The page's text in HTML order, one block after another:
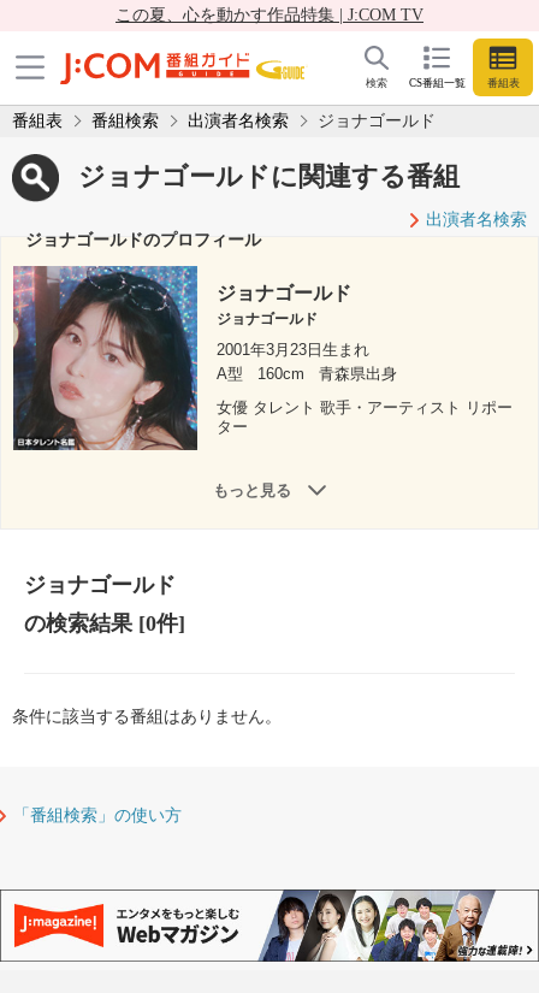
この夏、心を動かす作品特集 | J:COM TV
CS番組一覧 番組表
検索
番組表 番組検索 出演者名検索 ジョナゴールド
ジョナゴールドに関連する番組
出演者名検索
ジョナゴールドのプロフィール
ジョナゴールド
ジョナゴールド
2001年3月23日生まれ
A型
160cm
青森県出身
女優 タレント 歌手・アーティスト リポー
ター
もっと見る
ジョナゴールド
の検索結果[0件]
条件に該当する番組はありません。
「番組検索」の使い方